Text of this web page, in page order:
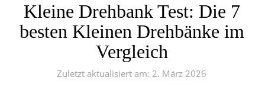
Kleine Drehbank Test: Die 7
besten Kleinen Drehbänke im
Vergleich
Zuletzt aktualisiert am: 2. März 2026